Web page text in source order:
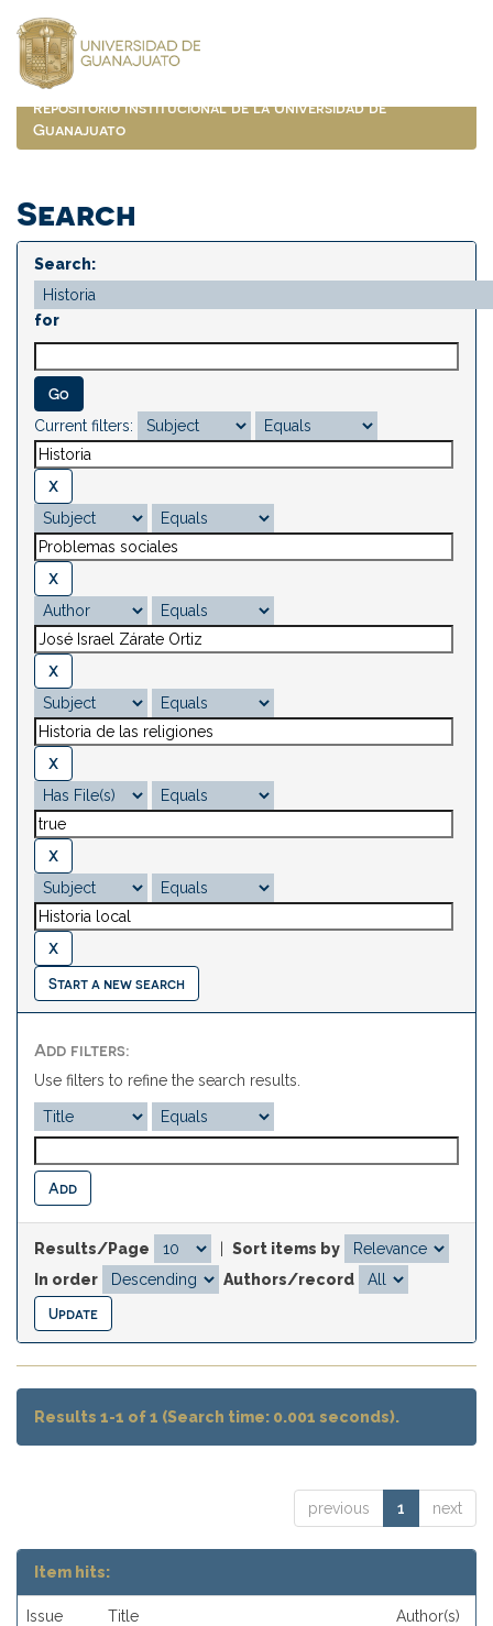
navigation
Repositorio Institucional de la Universidad de
Guanajuato
Search
Search:
for
Current filters:
Start a new search
Add filters:
Use filters to refine the search results.
Results/Page
Sort items by
In order
Authors/record
Results 1-1 of 1 (Search time: 0.001 seconds).
previous 1 next
Item hits:
Issue
Title Author(s)